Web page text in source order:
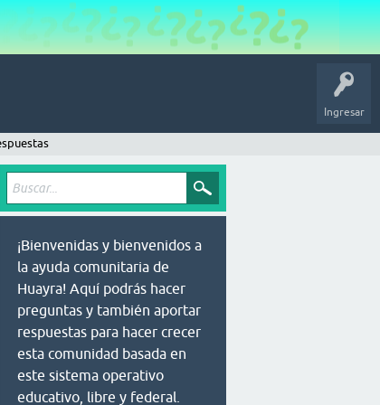
Ingresar
¡Bienvenidas y bienvenidos a
la ayuda comunitaria de
Huayra! Aquí podrás hacer
preguntas y también aportar
respuestas para hacer crecer
esta comunidad basada en
este sistema operativo
educativo, libre y federal.